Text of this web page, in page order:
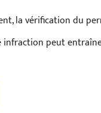
la vérification du
peut